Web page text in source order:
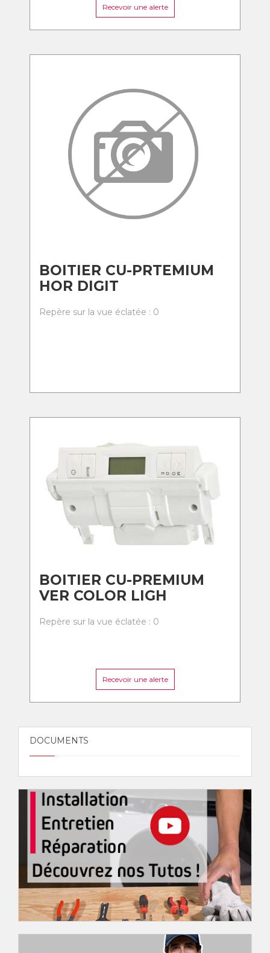
Recevoir une alerte
BOITIER CU-PRTEMIUM
HOR DIGIT
Repère sur la vue éclatée : 0
BOITIER CU-PREMIUM
VER COLOR LIGH
Repère sur la vue éclatée : 0
Recevoir une alerte
DOCUMENTS